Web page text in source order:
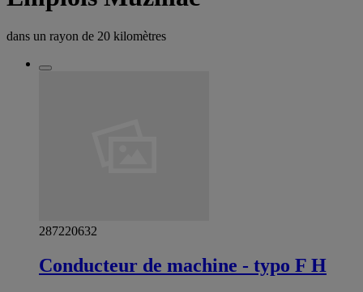
dans un rayon de 20 kilomètres
287220632
Conducteur de machine - typo F H